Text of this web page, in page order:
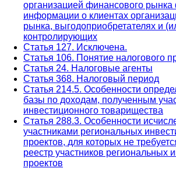
организацией финансового
информации о клиентах
рынка, выгодоприобретателях и
контролирующих
Статья 127. Исключена.
Статья 106. Понятие налогового
Статья 24. Налоговые агенты
Статья 368. Налоговый период
Статья 214.5. Особенности
базы по доходам, полученным
инвестиционного товарищества
Статья 288.3. Особенности
участниками региональных
проектов, для которых не
реестр участников региональных
проектов